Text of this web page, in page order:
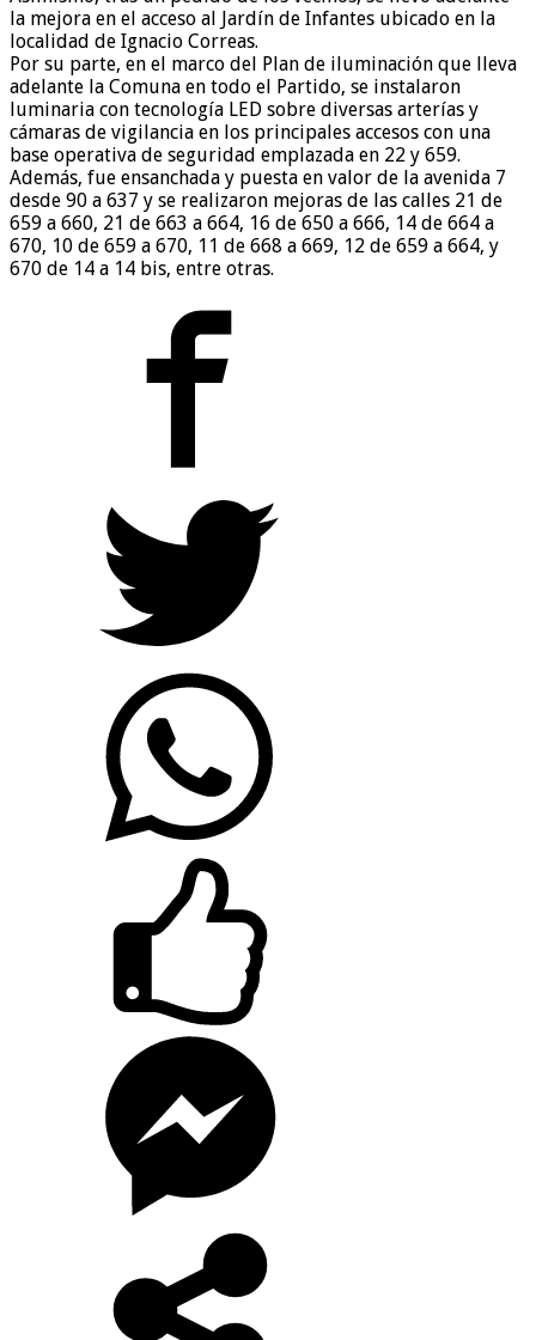
la mejora en el acceso al Jardín de Infantes ubicado en la
localidad de Ignacio Correas.
Por su parte, en el marco del Plan de iluminación que lleva
adelante la Comuna en todo el Partido, se instalaron
luminaria con tecnología LED sobre diversas arterías y
cámaras de vigilancia en los principales accesos con una
base operativa de seguridad emplazada en 22 y 659.
Además, fue ensanchada y puesta en valor de la avenida 7
desde 90 a 637 y se realizaron mejoras de las calles 21 de
659 a 660, 21 de 663 a 664, 16 de 650 a 666, 14 de 664 a
670, 10 de 659 a 670, 11 de 668 a 669, 12 de 659 a 664, y
670 de 14 a 14 bis, entre otras.